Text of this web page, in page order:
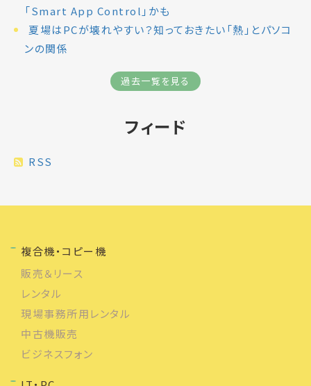
「Smart App Control」かも
夏場はPCが壊れやすい？知っておきたい「熱」とパソコ
ンの関係
過去一覧を見る
フィード
RSS
複合機・コピー機
販売＆リース
レンタル
現場事務所用レンタル
中古機販売
ビジネスフォン